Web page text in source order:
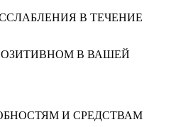
В ТЕЧЕНИЕ
В ВАШЕЙ
И СРЕДСТВАМ